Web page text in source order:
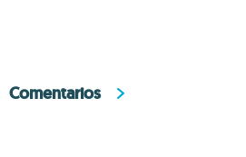
Comentarios